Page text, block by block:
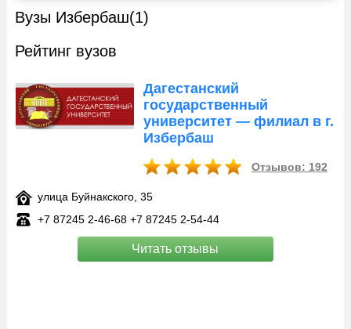
Вузы Избербаш(1)
Рейтинг вузов
Дагестанский
государственный
университет — филиал в г.
Избербаш
Отзывов: 192
улица Буйнакского, 35
+7 87245 2‑46-68 +7 87245 2‑54-44
Читать отзывы